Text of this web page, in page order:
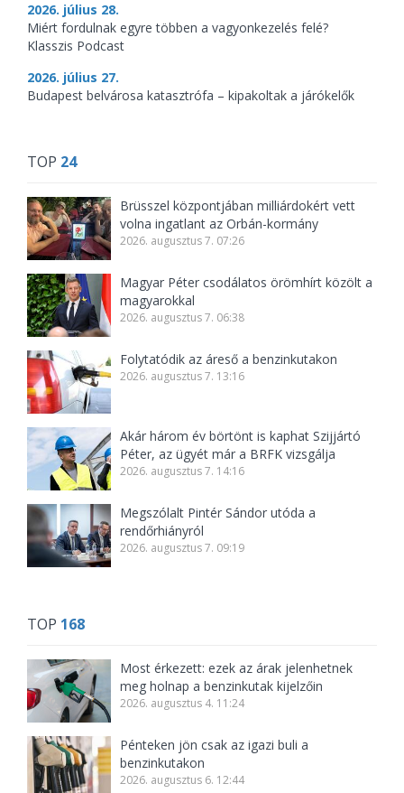
2026. július 28.
Miért fordulnak egyre többen a vagyonkezelés felé?
Klasszis Podcast
2026. július 27.
Budapest belvárosa katasztrófa – kipakoltak a járókelők
TOP 24
Brüsszel központjában milliárdokért vett
volna ingatlant az Orbán-kormány
2026. augusztus 7. 07:26
Magyar Péter csodálatos örömhírt közölt a
magyarokkal
2026. augusztus 7. 06:38
Folytatódik az áreső a benzinkutakon
2026. augusztus 7. 13:16
Akár három év börtönt is kaphat Szijjártó
Péter, az ügyét már a BRFK vizsgálja
2026. augusztus 7. 14:16
Megszólalt Pintér Sándor utóda a
rendőrhiányról
2026. augusztus 7. 09:19
TOP 168
Most érkezett: ezek az árak jelenhetnek
meg holnap a benzinkutak kijelzőin
2026. augusztus 4. 11:24
Pénteken jön csak az igazi buli a
benzinkutakon
2026. augusztus 6. 12:44